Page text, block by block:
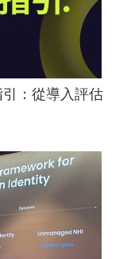
：從導入評估